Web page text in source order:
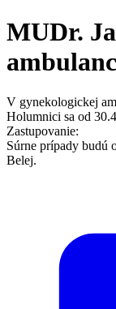
MUDr.
V gynekologickej
Holumnici sa od
Zastupovanie:
Súrne prípady budú
Belej.